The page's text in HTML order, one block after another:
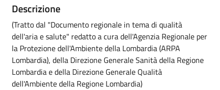
Descrizione
(Tratto dal "Documento regionale in tema di qualità
dell'aria e salute" redatto a cura dell'Agenzia Regionale per
la Protezione dell'Ambiente della Lombardia (ARPA
Lombardia), della Direzione Generale Sanità della Regione
Lombardia e della Direzione Generale Qualità
dell'Ambiente della Regione Lombardia)